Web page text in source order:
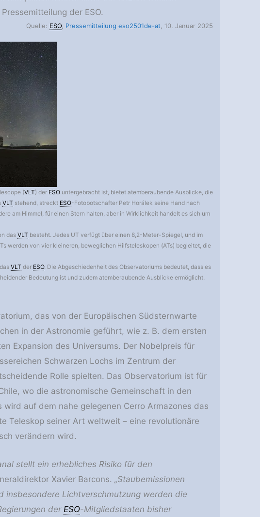
der ESO.
Quelle: ESO Pressemitteilung eso2501de-at , 10. Januar 2025
(VLT) der ESOuntergebracht ist, bietet atemberaubende Ausblicke, die
VLT stehend, streckt ESO-Fotobotschafter Petr Horálek seine Hand nach
am Himmel, für einen Stern halten, aber in Wirklichkeit handelt es sich um
das VLT besteht. Jedes UT verfügt über einen 8,2-Meter-Spiegel, und im
werden von vier kleineren, beweglichen Hilfsteleskopen (ATs) begleitet, die
VLT der ESO. Die Abgeschiedenheit des Observatoriums bedeutet, dass es
Bedeutung ist und zudem atemberaubende Ausblicke ermöglicht.
das von der Europäischen Südsternwarte
in der Astronomie geführt, wie z. B. dem ersten
Expansion des Universums. Der Nobelpreis für
Schwarzen Lochs im Zentrum der
Rolle spielten. Das Observatorium ist für
wo die astronomische Gemeinschaft in den
auf dem nahe gelegenen Cerro Armazones das
Teleskop seiner Art weltweit – eine revolutionäre
verändern wird.
stellt ein erhebliches Risiko für den
Xavier Barcons. „Staubemissionen
insbesondere Lichtverschmutzung werden die
der ESO-Mitgliedstaaten bisher